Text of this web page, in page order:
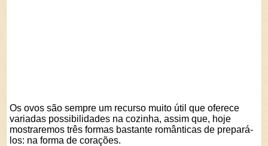
Os ovos são sempre um recurso muito útil que oferece
variadas possibilidades na cozinha, assim que, hoje
mostraremos três formas bastante românticas de prepará-
los: na forma de corações.